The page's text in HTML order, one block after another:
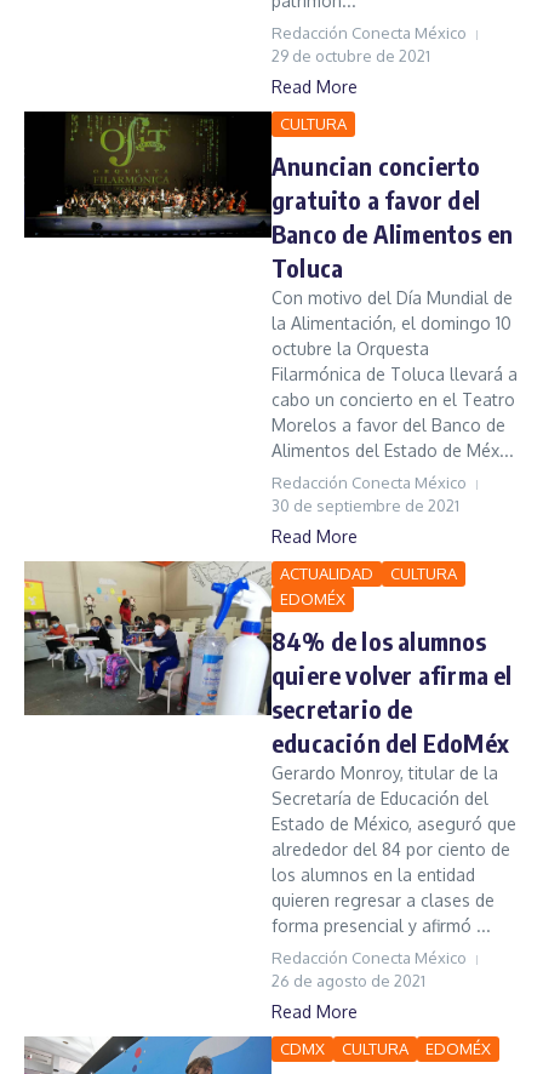
Redacción Conecta México
29 de octubre de 2021
Read More
CULTURA
Anuncian concierto
gratuito a favor del
Banco de Alimentos en
Toluca
Con motivo del Día Mundial de
la Alimentación, el domingo 10
octubre la Orquesta
Filarmónica de Toluca llevará a
cabo un concierto en el Teatro
Morelos a favor del Banco de
Alimentos del Estado de Méx...
Redacción Conecta México
30 de septiembre de 2021
Read More
ACTUALIDAD
CULTURA
EDOMÉX
84% de los alumnos
quiere volver afirma el
secretario de
educación del EdoMéx
Gerardo Monroy, titular de la
Secretaría de Educación del
Estado de México, aseguró que
alrededor del 84 por ciento de
los alumnos en la entidad
quieren regresar a clases de
forma presencial y afirmó ...
Redacción Conecta México
26 de agosto de 2021
Read More
CDMX CULTURA EDOMÉX